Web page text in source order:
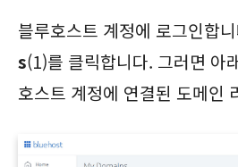
블루호스트 계정에 로그인합
s(1)를 클릭합니다. 그러면 아
호스트 계정에 연결된 도메인